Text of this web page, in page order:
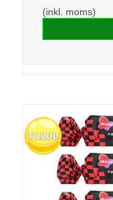
(inkl. moms)